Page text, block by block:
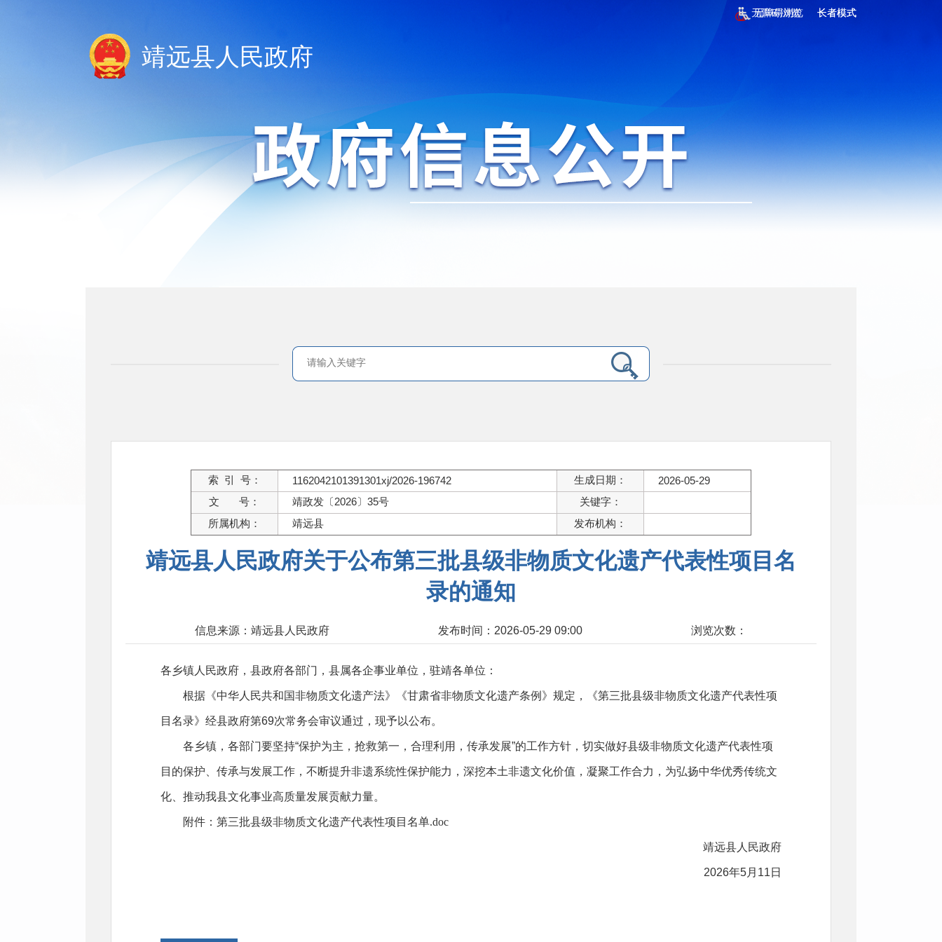
无障碍浏览 长者模式
无障碍浏览 长者模式
靖远县人民政府
索 引 号： 1162042101391301xj/2026-196742 生成日期：
2026-05-29
文 号：
靖政发〔2026〕35号
关键字：
所属机构：
靖远县 发布机构：
靖远县人民政府关于公布第三批县级非物质文化遗产代表性项目名
录的通知
信息来源：靖远县人民政府 发布时间：2026-05-29 09:00 浏览次数：
各乡镇人民政府，县政府各部门，县属各企事业单位，驻靖各单位：
根据《中华人民共和国非物质文化遗产法》《甘肃省非物质文化遗产条例》规定，《第三批县级非物质文化遗产代表性项
目名录》经县政府第69次常务会审议通过，现予以公布。
各乡镇，各部门要坚持“保护为主，抢救第一，合理利用，传承发展”的工作方针，切实做好县级非物质文化遗产代表性项
目的保护、传承与发展工作，不断提升非遗系统性保护能力，深挖本土非遗文化价值，凝聚工作合力，为弘扬中华优秀传统文
化、推动我县文化事业高质量发展贡献力量。
附件： 第三批县级非物质文化遗产代表性项目名单.doc
靖远县人民政府
2026年5月11日